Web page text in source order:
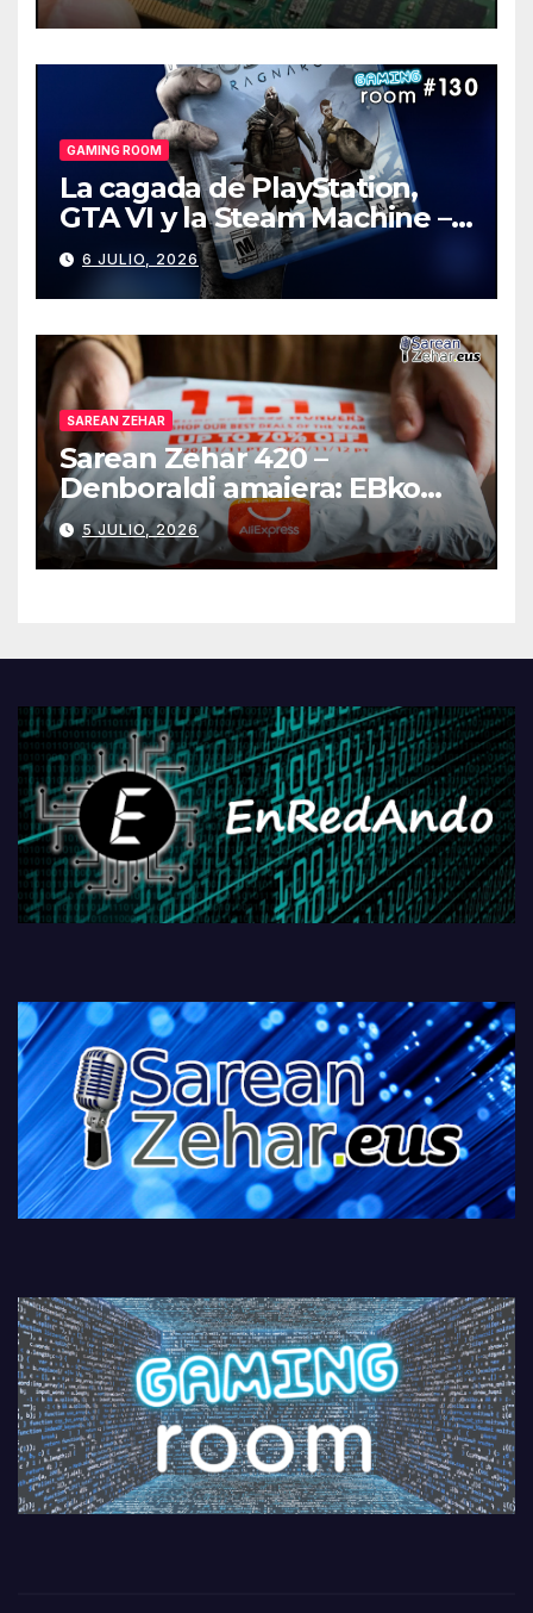
GAMING ROOM
La cagada de PlayStation,
GTA VI y la Steam Machine –
Gaming Room #130
6 JULIO, 2026
SAREAN ZEHAR
Sarean Zehar 420 –
Denboraldi amaiera: EBko
muga-zerga berriak
AliExpressi, AEBetako AAren
kontrola, Googleri behin
PlayStationeko bideojoko
5 JULIO, 2026